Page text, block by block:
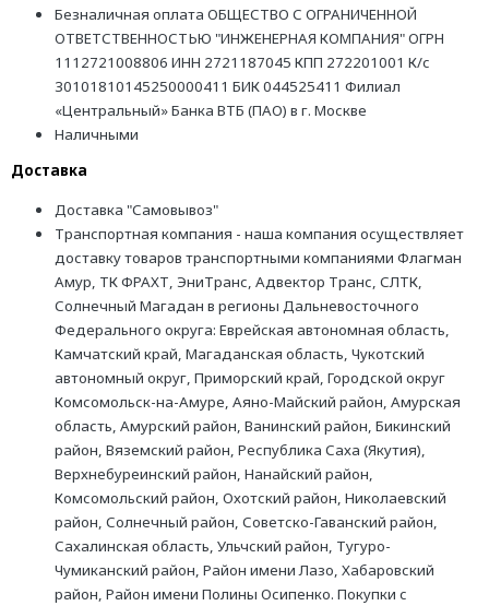
Безналичная оплата ОБЩЕСТВО С ОГРАНИЧЕННОЙ
ОТВЕТСТВЕННОСТЬЮ "ИНЖЕНЕРНАЯ КОМПАНИЯ" ОГРН
1112721008806 ИНН 2721187045 КПП 272201001 К/с
30101810145250000411 БИК 044525411 Филиал
«Центральный» Банка ВТБ (ПАО) в г. Москве
Наличными
Доставка
Доставка "Самовывоз"
Транспортная компания - наша компания осуществляет
доставку товаров транспортными компаниями Флагман
Амур, ТК ФРАХТ, ЭниТранс, Адвектор Транс, СЛТК,
Солнечный Магадан в регионы Дальневосточного
Федерального округа: Еврейская автономная область,
Камчатский край, Магаданская область, Чукотский
автономный округ, Приморский край, Городской округ
Комсомольск-на-Амуре, Аяно-Майский район, Амурская
область, Амурский район, Ванинский район, Бикинский
район, Вяземский район, Республика Саха (Якутия),
Верхнебуреинский район, Нанайский район,
Комсомольский район, Охотский район, Николаевский
район, Солнечный район, Советско-Гаванский район,
Сахалинская область, Ульчский район, Тугуро-
Чумиканский район, Район имени Лазо, Хабаровский
район, Район имени Полины Осипенко. Покупки с